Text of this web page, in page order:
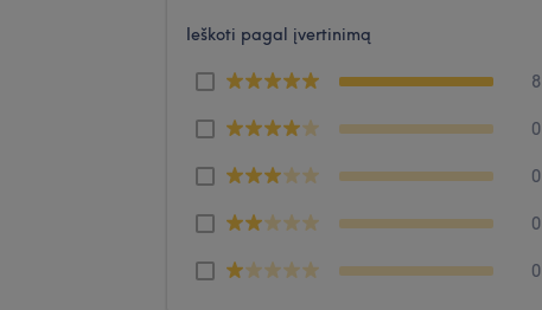
Ieškoti pagal įvertinimą
8
0
0
0
0